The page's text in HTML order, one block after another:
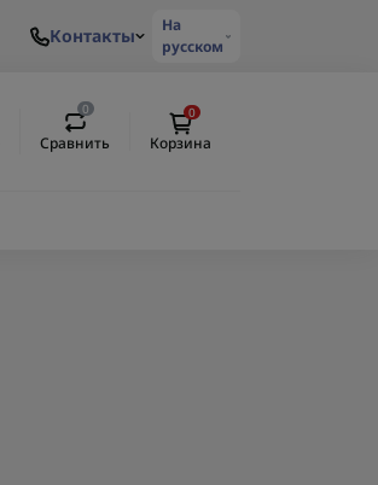
Контакты
На
русском
0
Сравнить
0
Корзина